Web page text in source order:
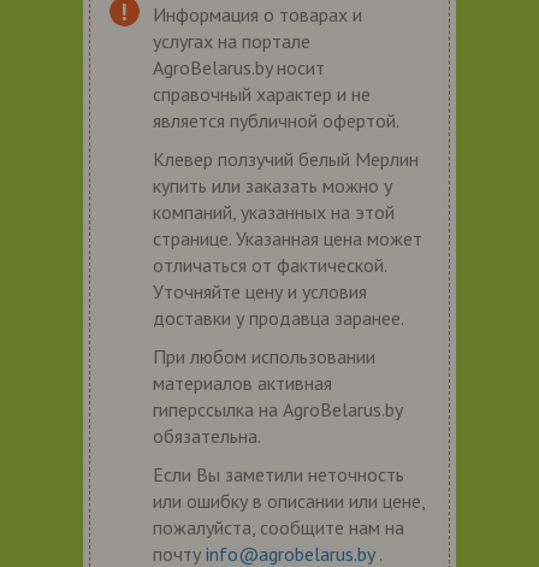
Информация о товарах и
услугах на портале
AgroBelarus.by носит
справочный характер и не
является публичной офертой.
Клевер ползучий белый Мерлин
купить или заказать можно у
компаний, указанных на этой
странице. Указанная цена может
отличаться от фактической.
Уточняйте цену и условия
доставки у продавца заранее.
При любом использовании
материалов активная
гиперссылка на AgroBelarus.by
обязательна.
Если Вы заметили неточность
или ошибку в описании или цене,
пожалуйста, сообщите нам на
почту info@agrobelarus.by .